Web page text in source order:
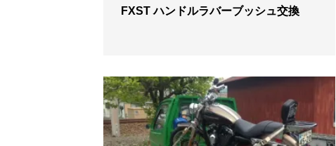
FXST ハンドルラバーブッシュ交換